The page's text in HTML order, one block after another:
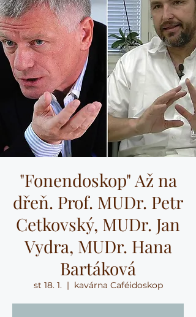
"Fonendoskop" Až na
dřeň. Prof. MUDr. Petr
Cetkovský, MUDr. Jan
Vydra, MUDr. Hana
Bartáková
st 18. 1.
  |
kavárna Caféidoskop